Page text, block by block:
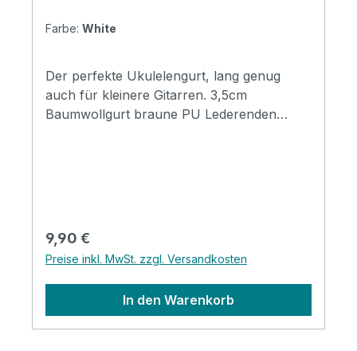
Farbe: White
Der perfekte Ukulelengurt, lang genug
auch für kleinere Gitarren. 3,5cm
Baumwollgurt braune PU Lederenden
Regulärer Preis:
9,90 €
Preise inkl. MwSt. zzgl. Versandkosten
In den Warenkorb